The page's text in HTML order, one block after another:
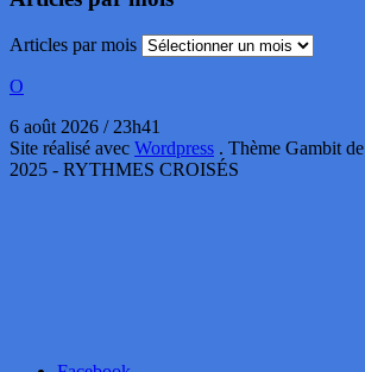
Articles par mois
O
6 août 2026 / 23h41
Site réalisé avec Wordpress . Thème Gambit de
2025 - RYTHMES CROISÉS